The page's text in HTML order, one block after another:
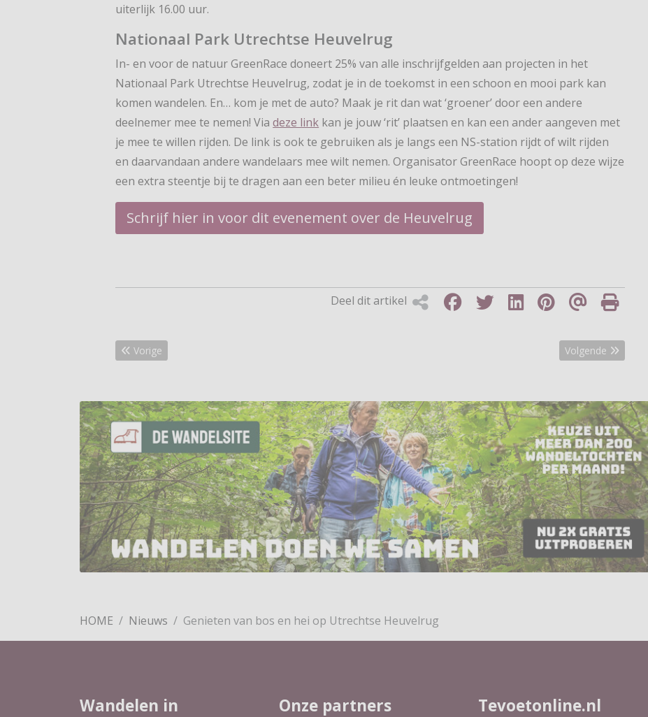
uiterlijk 16.00 uur.
Nationaal Park Utrechtse Heuvelrug
In- en voor de natuur GreenRace doneert 25% van alle inschrijfgelden aan projecten in het
Nationaal Park Utrechtse Heuvelrug, zodat je in de toekomst in een schoon en mooi park kan
komen wandelen. En… kom je met de auto? Maak je rit dan wat ‘groener’ door een andere
deelnemer mee te nemen! Viadeze link kan je jouw ‘rit’ plaatsen en kan een ander aangeven met
je mee te willen rijden. De link is ook te gebruiken als je langs een NS-station rijdt of wilt rijden
en daarvandaan andere wandelaars mee wilt nemen. Organisator GreenRace hoopt op deze wijze
een extra steentje bij te dragen aan een beter milieu én leuke ontmoetingen!
Schrijf hier in voor dit evenement over de Heuvelrug
Deel dit artikel
Vorig artikel: Wandelroutes boordevol historie in Berg en Dal
Vorige Volgende artikel:
Volgende
HOME Nieuws Genieten van bos en hei op Utrechtse Heuvelrug
Wandelen in Onze partners Tevoetonline.nl